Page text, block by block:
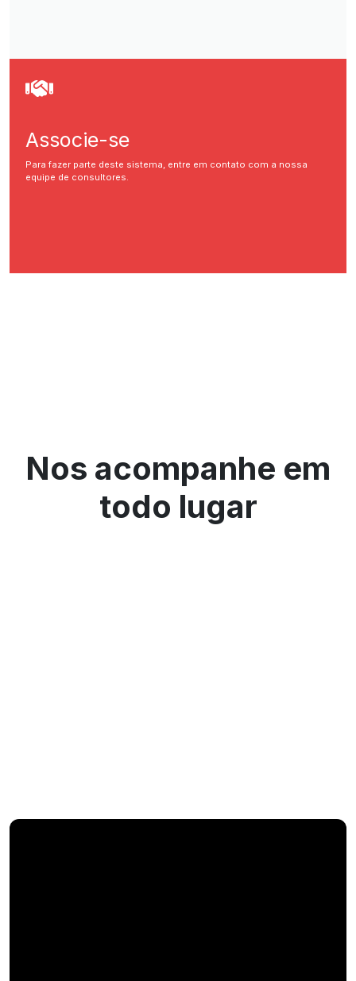
Associe-se
Para fazer parte deste sistema, entre em contato com a nossa
equipe de consultores.
Nos acompanhe em
todo lugar